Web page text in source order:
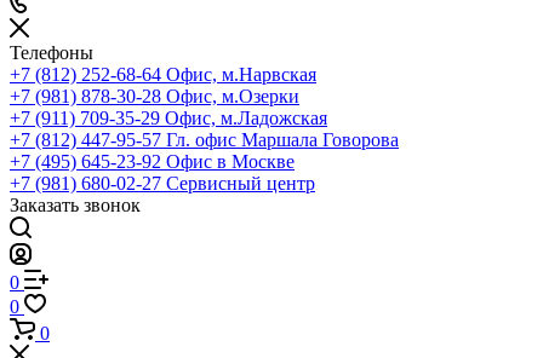
Телефоны
+7 (812) 252-68-64 Офис, м.Нарвская
+7 (981) 878-30-28 Офис, м.Озерки
+7 (911) 709-35-29 Офис, м.Ладожская
+7 (812) 447-95-57 Гл. офис Маршала Говорова
+7 (495) 645-23-92 Офис в Москве
+7 (981) 680-02-27 Сервисный центр
Заказать звонок
0
0
0